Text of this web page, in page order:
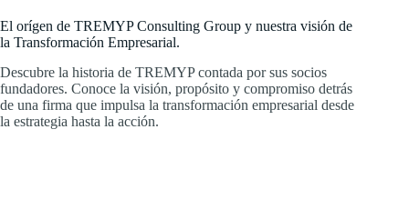
El orígen de TREMYP Consulting Group y nuestra visión de
la Transformación Empresarial.
Descubre la historia de TREMYP contada por sus socios
fundadores. Conoce la visión, propósito y compromiso detrás
de una firma que impulsa la transformación empresarial desde
la estrategia hasta la acción.